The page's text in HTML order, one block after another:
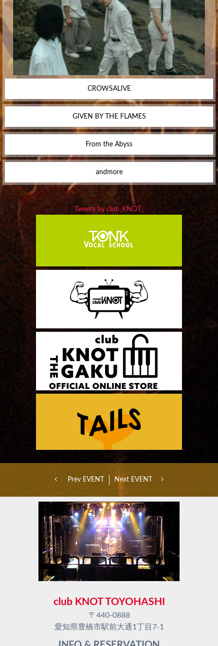
CROWSALIVE
GIVEN BY THE FLAMES
From the Abyss
andmore
Tweets by club_KNOT_
Prev EVENT Next EVENT
club KNOT TOYOHASHI
〒440-0888
愛知県豊橋市駅前大通1丁目7-1